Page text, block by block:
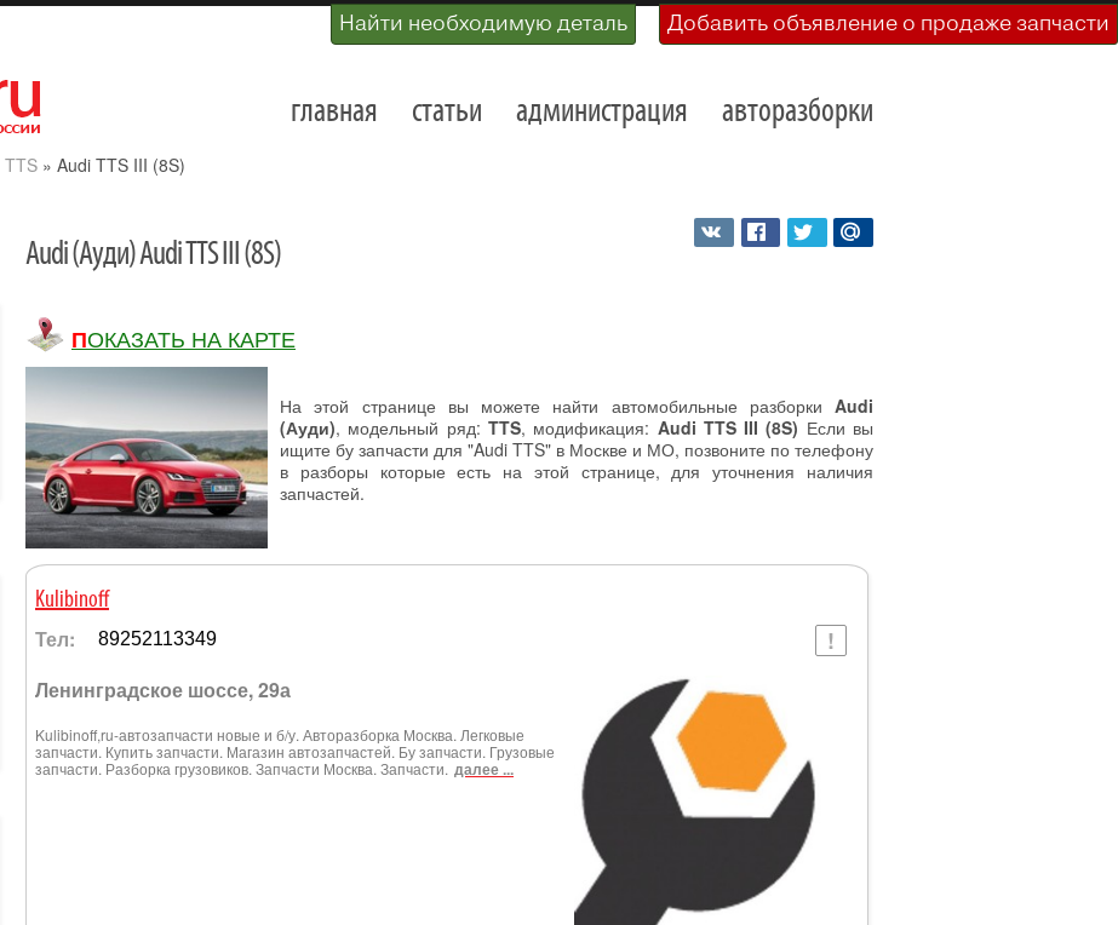
Найти необходимую деталь Добавить объявление о продаже запчасти
главная статьи администрация авторазборки
TTS» Audi TTS III (8S)
Audi (Ауди) Audi TTS III (8S)
ПОКАЗАТЬ НА КАРТЕ
На этой странице вы можете найти автомобильные разборки Audi
(Ауди), модельный ряд: TTS, модификация: Audi TTS III (8S) Если вы
ищите бу запчасти для "Audi TTS" в Москве и МО, позвоните по телефону
в разборы которые есть на этой странице, для уточнения наличия
запчастей.
Kulibinoff
Тел: 89252113349
Ленинградское шоссе, 29а
Kulibinoff,ru-автозапчасти новые и б/у. Авторазборка Москва. Легковые
запчасти. Купить запчасти. Магазин автозапчастей. Бу запчасти. Грузовые
запчасти. Разборка грузовиков. Запчасти Москва. Запчасти. далее ...